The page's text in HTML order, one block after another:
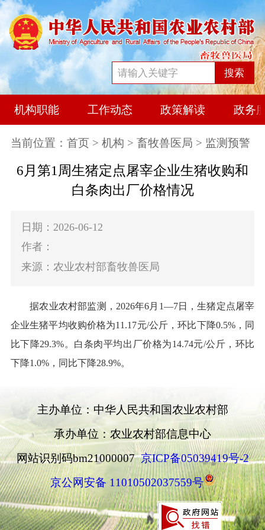
搜索
机构职能 工作动态 政策解读 政务
当前位置： 首页 > 机构 > 畜牧兽医局 > 监测预警
6月第1周生猪定点屠宰企业生猪收购和
白条肉出厂价格情况
日期：2026-06-12
作者：
来源：农业农村部畜牧兽医局
据农业农村部监测， 2026年6月 1—7日 ，生猪定点屠宰
企业生猪平均收购价格为11.17元/公斤，环比下降0.5%，同
比下降29.3%。白条肉平均出厂价格为14.74元/公斤，环比
下降1.0%，同比下降28.9%。
主办单位：中华人民共和国农业农村部
承办单位：农业农村部信息中心
网站识别码bm21000007京ICP备05039419号-2
京公网安备 11010502037559号